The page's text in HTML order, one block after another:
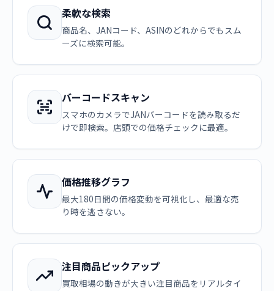
柔軟な検索
商品名、JANコード、ASINのどれからでもスム
ーズに検索可能。
バーコードスキャン
スマホのカメラでJANバーコードを読み取るだ
けで即検索。店頭での価格チェックに最適。
価格推移グラフ
最大180日間の価格変動を可視化し、最適な売
り時を逃さない。
注目商品ピックアップ
買取相場の動きが大きい注目商品をリアルタイ